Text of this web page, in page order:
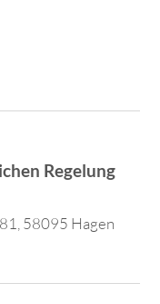
Regelung
58095 Hagen